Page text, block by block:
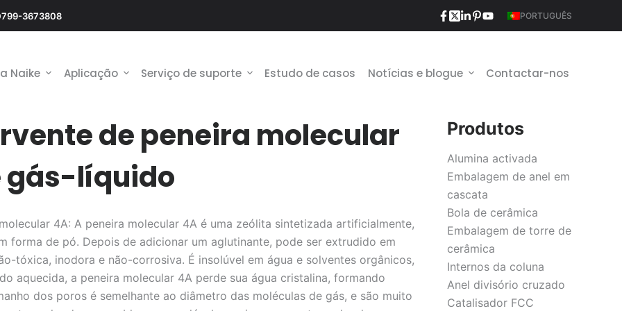
3673808 PORTUGUÊS
Naike Aplicação Serviço de suporte Estudo de casos Notícias e blogue Contactar-nos
de peneira molecular
gás-líquido
4A: A peneira molecular 4A é uma zeólita sintetizada artificialmente,
forma de pó. Depois de adicionar um aglutinante, pode ser extrudido em
tóxica, inodora e não-corrosiva. É insolúvel em água e solventes orgânicos,
aquecida, a peneira molecular 4A perde sua água cristalina, formando
dos poros é semelhante ao diâmetro das moléculas de gás, e são muito
Produtos
Alumina activada
Embalagem de anel em
cascata
Bola de cerâmica
Embalagem de torre de
cerâmica
Internos da coluna
Anel divisório cruzado
Catalisador FCC